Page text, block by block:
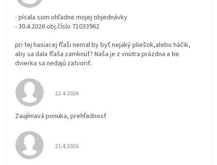
- písala som ohľadne mojej objednávky
- 30.4.2026 obj.číslo 71033962
pri tej hasiacej fľaši nemal by byť nejaký pliešok,alebo háčik,
aby sa dala fľaša zamknúť? Naša je z vnútra prázdna a tie
dvierka sa nedajú zatvoriť.
Hodnotenie obchodu je 5 z 5 hviezdičiek.
22.4.2026
Zaujímavá ponuka, prehľadnosť
Hodnotenie obchodu je 5 z 5 hviezdičiek.
21.4.2026